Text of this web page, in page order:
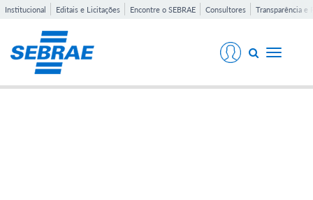
Institucional Editais e Licitações Encontre o SEBRAE Consultores Transparência e
Toggle